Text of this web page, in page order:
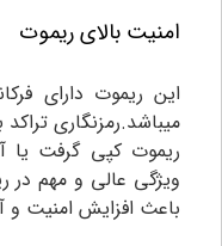
امنیت بالای ریموت
میباشد.رمزنگاری
ریموت کپی گرفت
ویژگی عالی و مهم در
باعث افزایش امنیت